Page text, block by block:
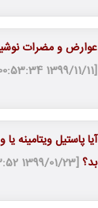
عوارض و مضرات
[1399/11/11 00:53:34]
آیا پاستیل ویتامینه
بد؟[1399/01/23 19:13:52]